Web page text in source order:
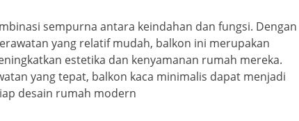
sempurna antara keindahan dan fungsi. Dengan
yang relatif mudah, balkon ini merupakan
estetika dan kenyamanan rumah mereka.
yang tepat, balkon kaca minimalis dapat menjadi
desain rumah modern